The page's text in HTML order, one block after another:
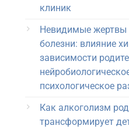
клиник
Невидимые жертвы
болезни: влияние
зависимости
психологическое
Как алкоголизм
трансформирует